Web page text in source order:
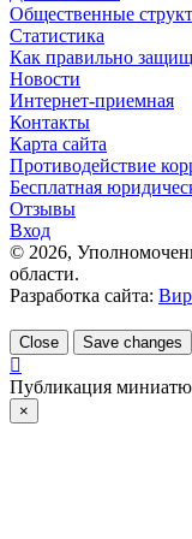
Общественные
Статистика
Как правильно
Новости
Интернет-приемная
Контакты
Карта сайта
Противодействие
Бесплатная
Отзывы
Вход
© 2026,
области.
Разработка сайта:
Close Save changes
Публикация
×